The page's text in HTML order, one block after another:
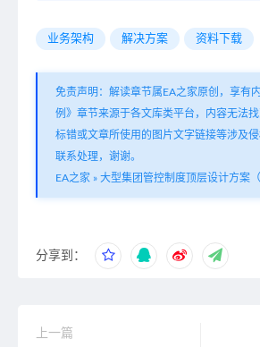
业务架构 解决方案 资料下载
免责声明：解读章节属EA之家原创，享有
例》章节来源于各文库类平台，内容无法
标错或文章所使用的图片文字链接等涉及侵
联系处理，谢谢。
EA之家 » 大型集团管控制度顶层设计方案（
分享到：
上一篇